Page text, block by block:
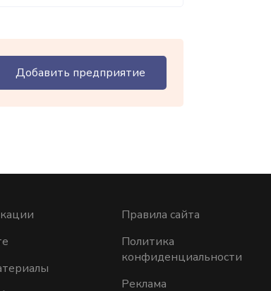
Добавить предприятие
Правила сайта
Политика
конфиденциальности
Реклама